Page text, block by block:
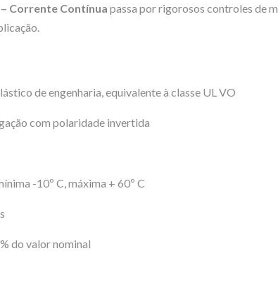
– Corrente Contínua passa por rigorosos controles de
de engenharia, equivalente à classe UL VO
com polaridade invertida
-10º C, máxima + 60º C
do valor nominal